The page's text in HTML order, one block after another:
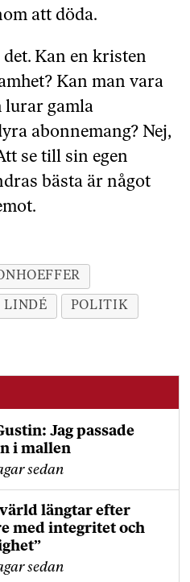
att döda.
Kan en kristen
Kan man vara
lurar gamla
abonnemang? Nej,
se till sin egen
bästa är något
LINDÉ POLITIK
Jag passade
i mallen
sedan
längtar efter
med integritet och
sedan